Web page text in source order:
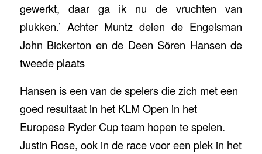
gewerkt, daar ga ik nu de vruchten van
plukken.’ Achter Muntz delen de Engelsman
John Bickerton en de Deen Sören Hansen de
tweede plaats
Hansen is een van de spelers die zich met een
goed resultaat in het KLM Open in het
Europese Ryder Cup team hopen te spelen.
Justin Rose, ook in de race voor een plek in het